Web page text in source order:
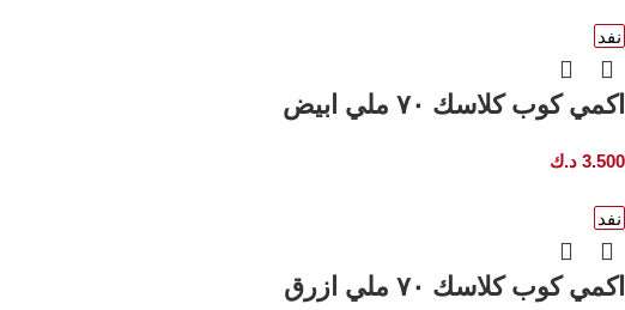
نفد
اكمي كوب كلاسك ٧٠ ملي ابيض
3.500 د.ك
نفد
اكمي كوب كلاسك ٧٠ ملي ازرق